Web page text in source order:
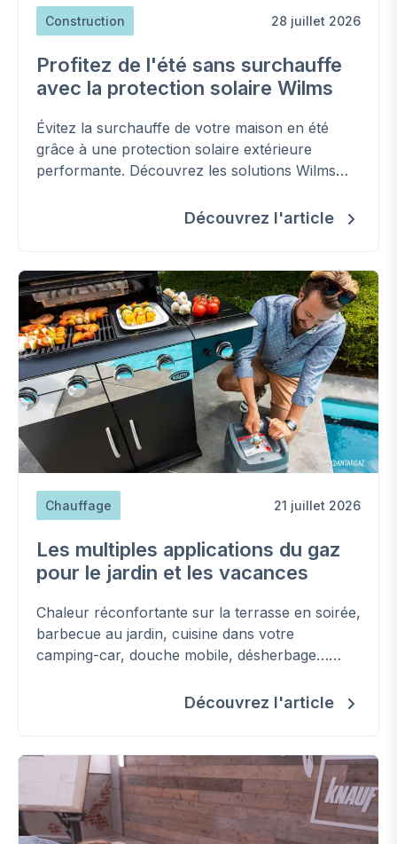
Construction 28 juillet 2026
Profitez de l'été sans surchauffe
avec la protection solaire Wilms
Évitez la surchauffe de votre maison en été
grâce à une protection solaire extérieure
performante. Découvrez les solutions Wilms
besoins en climatisation et préserver la
Découvrez l'article
Chauffage 21 juillet 2026
Les multiples applications du gaz
pour le jardin et les vacances
Chaleur réconfortante sur la terrasse en soirée,
barbecue au jardin, cuisine dans votre
camping-car, douche mobile, désherbage…
insoupçonnées - du gaz (bio)propane en
Découvrez l'article